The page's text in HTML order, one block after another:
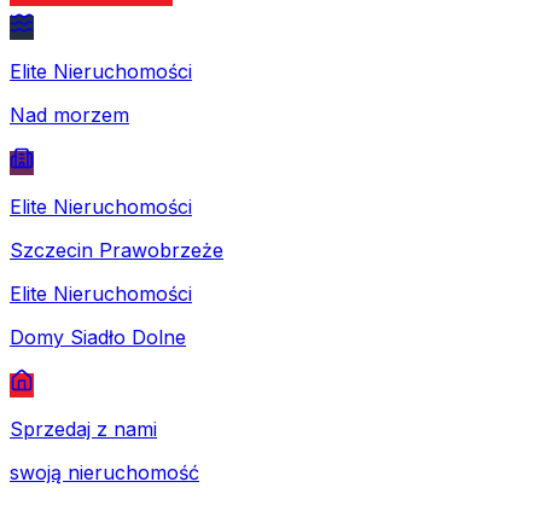
Elite Nieruchomości
Nad morzem
Elite Nieruchomości
Szczecin Prawobrzeże
Elite Nieruchomości
Domy Siadło Dolne
Sprzedaj z nami
swoją nieruchomość